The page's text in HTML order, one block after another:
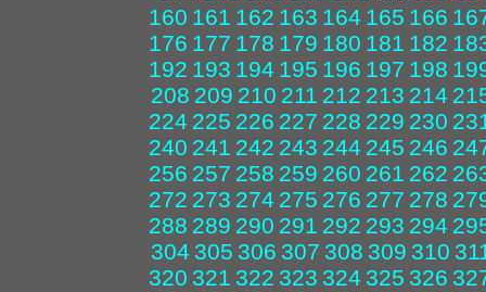
160 161 162 163 164 165 166
176 177 178 179 180 181 182
192 193 194 195 196 197 198
208 209 210 211 212 213 214
224 225 226 227 228 229 230
240 241 242 243 244 245 246
256 257 258 259 260 261 262
272 273 274 275 276 277 278
288 289 290 291 292 293 294
304 305 306 307 308 309 310
320 321 322 323 324 325 326